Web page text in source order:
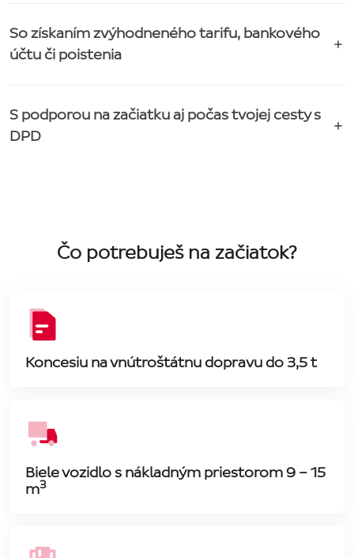
So získaním zvýhodneného tarifu, bankového
účtu či poistenia
S podporou na začiatku aj počas tvojej cesty s
DPD
Čo potrebuješ na začiatok?
Koncesiu na vnútroštátnu dopravu do 3,5 t
Biele vozidlo s nákladným priestorom 9 – 15
m3